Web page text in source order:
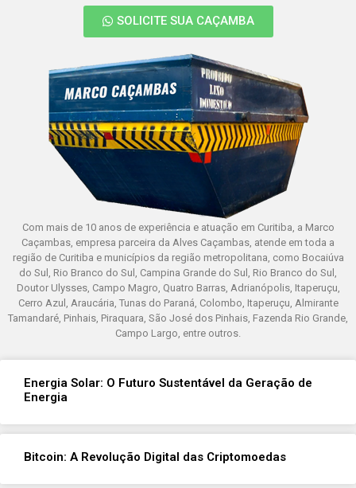
SOLICITE SUA CAÇAMBA
Com mais de 10 anos de experiência e atuação em Curitiba, a Marco
Caçambas, empresa parceira da Alves Caçambas, atende em toda a
região de Curitiba e municípios da região metropolitana, como Bocaiúva
do Sul, Rio Branco do Sul, Campina Grande do Sul, Rio Branco do Sul,
Doutor Ulysses, Campo Magro, Quatro Barras, Adrianópolis, Itaperuçu,
Cerro Azul, Araucária, Tunas do Paraná, Colombo, Itaperuçu, Almirante
Tamandaré, Pinhais, Piraquara, São José dos Pinhais, Fazenda Rio Grande,
Campo Largo, entre outros.
Energia Solar: O Futuro Sustentável da Geração de
Energia
Bitcoin: A Revolução Digital das Criptomoedas